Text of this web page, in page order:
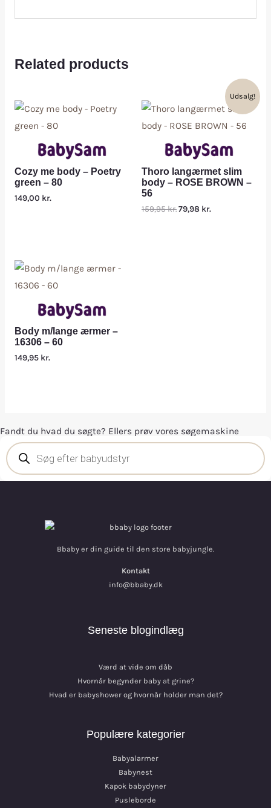
Related products
Cozy me body – Poetry
green – 80
149,00 kr.
Udsalg!
Thoro langærmet slim
body – ROSE BROWN –
56
159,95kr.79,98 kr.
Body m/lange ærmer –
16306 – 60
149,95 kr.
Fandt du hvad du søgte? Ellers prøv vores søgemaskine
Bbaby er din guide til den store babyjungle.
Kontakt
info@bbaby.dk
Seneste blogindlæg
Værd at vide om dåb
Hvornår begynder baby at grine?
Hvad er babyshower og hvornår holder man det?
Populære kategorier
Babyalarmer
Babynest
Kapok babydyner
Pusleborde